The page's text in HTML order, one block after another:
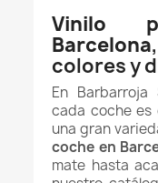
Vinilo
Barcelona
colores y
En Barbarroja
cada coche es
una gran
coche en
mate hasta